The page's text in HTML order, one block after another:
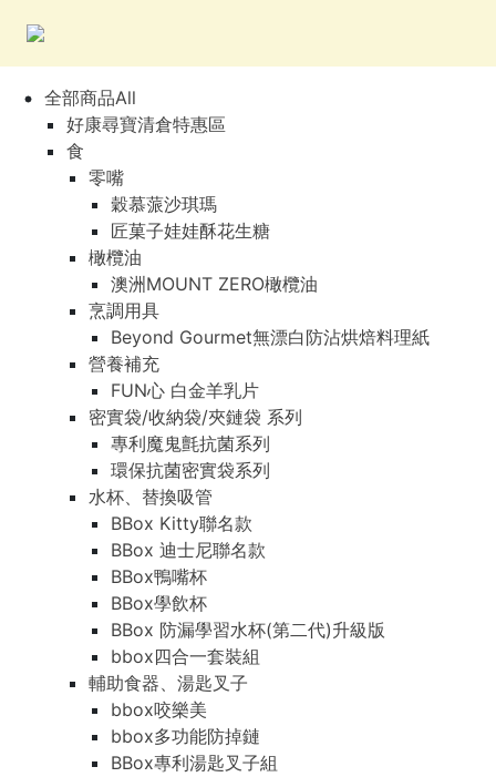
全部商品All
好康尋寶清倉特惠區
食
零嘴
穀慕蒎沙琪瑪
匠菓子娃娃酥花生糖
橄欖油
澳洲MOUNT ZERO橄欖油
烹調用具
Beyond Gourmet無漂白防沾烘焙料理紙
營養補充
FUN心 白金羊乳片
密實袋/收納袋/夾鏈袋 系列
專利魔鬼氈抗菌系列
環保抗菌密實袋系列
水杯、替換吸管
BBox Kitty聯名款
BBox 迪士尼聯名款
BBox鴨嘴杯
BBox學飲杯
BBox 防漏學習水杯(第二代)升級版
bbox四合一套裝組
輔助食器、湯匙叉子
bbox咬樂美
bbox多功能防掉鏈
BBox專利湯匙叉子組